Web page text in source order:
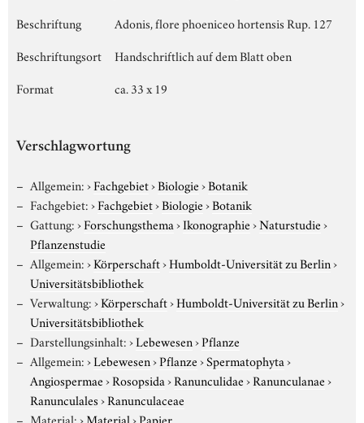
Beschriftung
Adonis, flore phoeniceo hortensis Rup. 127
Beschriftungsort
Handschriftlich auf dem Blatt oben
Format
ca. 33 x 19
Verschlagwortung
Allgemein:›Fachgebiet›Biologie›Botanik
Fachgebiet:›Fachgebiet›Biologie›Botanik
Gattung:›Forschungsthema›Ikonographie›Naturstudie›
Pflanzenstudie
Allgemein:›Körperschaft›Humboldt-Universität zu Berlin›
Universitätsbibliothek
Verwaltung:›Körperschaft›Humboldt-Universität zu Berlin›
Universitätsbibliothek
Darstellungsinhalt:›Lebewesen›Pflanze
Allgemein:›Lebewesen›Pflanze›Spermatophyta›
Angiospermae›Rosopsida›Ranunculidae›Ranunculanae›
Ranunculales›Ranunculaceae
Material:›Material›Papier